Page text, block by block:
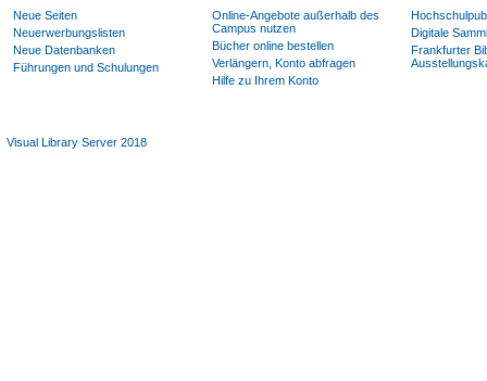
Neue Seiten
Neuerwerbungslisten
Neue Datenbanken
Führungen und Schulungen
Online-Angebote außerhalb des
Campus nutzen
Bücher online bestellen
Verlängern, Konto abfragen
Hilfe zu Ihrem Konto
Digitale
Frankfurter
Visual Library Server 2018